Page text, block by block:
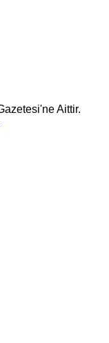
Aittir.